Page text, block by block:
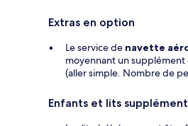
Extras en option
Le service de navette
moyennant un supplément
(aller simple. Nombre de
Enfants et lits